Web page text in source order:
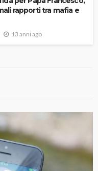
rapporti tra mafia e
13 anni ago